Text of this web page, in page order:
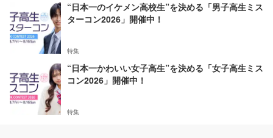
“日本一のイケメン高校生”を決める「男子高生ミス
ターコン2026」開催中！
特集
“日本一かわいい女子高生”を決める「女子高生ミス
コン2026」開催中！
特集